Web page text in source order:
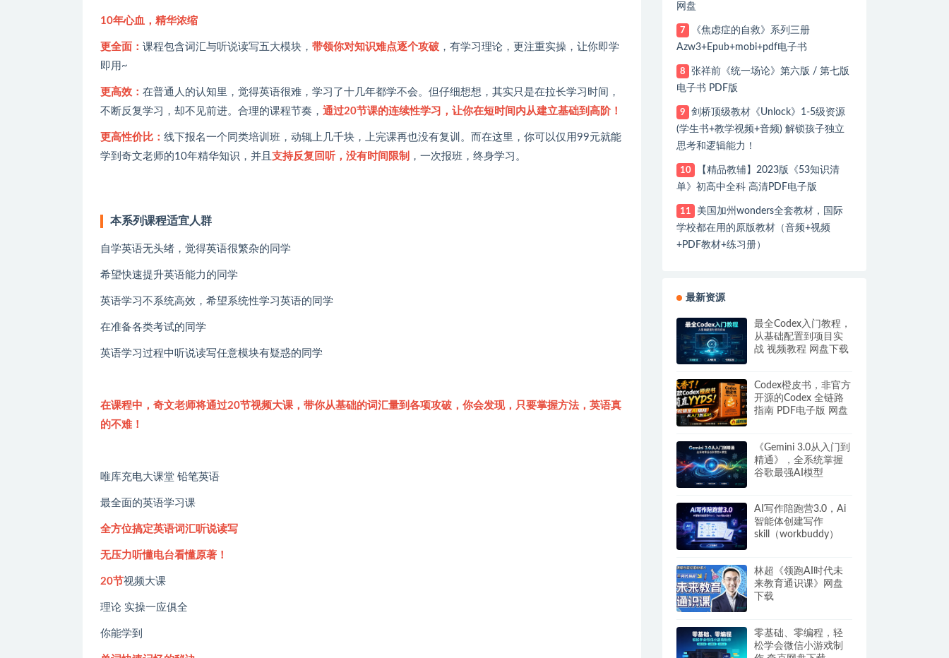
10年心血，精华浓缩
更全面： 课程包含词汇与听说读写五大模块， 带领你对知识难点逐个攻破 ，有学习理论，更注重实操，让你即学
即用~
更高效： 在普通人的认知里，觉得英语很难，学习了十几年都学不会。但仔细想想，其实只是在拉长学习时间，
不断反复学习，却不见前进。合理的课程节奏， 通过20节课的连续性学习，让你在短时间内从建立基础到高阶！
更高性价比： 线下报名一个同类培训班，动辄上几千块，上完课再也没有复训。而在这里，你可以仅用99元就能
学到奇文老师的10年精华知识，并且 支持反复回听，没有时间限制 ，一次报班，终身学习。
本系列课程适宜人群
自学英语无头绪，觉得英语很繁杂的同学
希望快速提升英语能力的同学
英语学习不系统高效，希望系统性学习英语的同学
在准备各类考试的同学
英语学习过程中听说读写任意模块有疑惑的同学
在课程中，奇文老师将通过20节视频大课，带你从基础的词汇量到各项攻破，你会发现，只要掌握方法，英语真
的不难！
唯库充电大课堂 铅笔英语
最全面的英语学习课
全方位搞定英语词汇听说读写
无压力听懂电台看懂原著！
20节视频大课
理论 实操一应俱全
你能学到
网盘
7
《焦虑症的自救》系列三册
Azw3+Epub+mobi+pdf电子书
8
张祥前《统一场论》第六版 / 第七版
电子书 PDF版
9
剑桥顶级教材《Unlock》1-5级资源
(学生书+教学视频+音频) 解锁孩子独立
思考和逻辑能力！
10
【精品教辅】2023版《53知识清
单》初高中全科 高清PDF电子版
11
美国加州wonders全套教材，国际
学校都在用的原版教材（音频+视频
+PDF教材+练习册）
最新资源
最全Codex入门教程，
从基础配置到项目实
战 视频教程 网盘下载
Codex橙皮书，非官方
开源的Codex 全链路
指南 PDF电子版 网盘
《Gemini 3.0从入门到
精通》，全系统掌握
谷歌最强AI模型
AI写作陪跑营3.0，Ai
智能体创建写作
skill（workbuddy）
林超《领跑AI时代未
来教育通识课》网盘
下载
零基础、零编程，轻
松学会微信小游戏制